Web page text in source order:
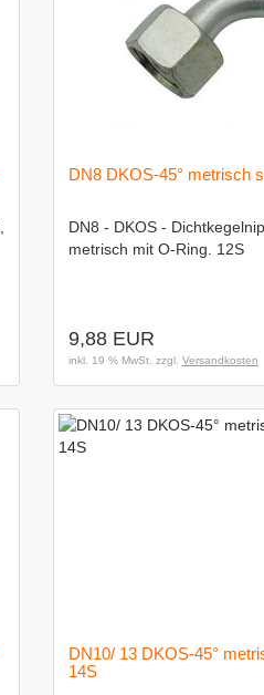
DN8 DKOS-45° metrisch
DN8 - DKOS -
metrisch mit O-Ring. 12S
9,88 EUR
inkl. 19 % MwSt. zzgl. Versandkosten
DN10/ 13 DKOS-45°
14S